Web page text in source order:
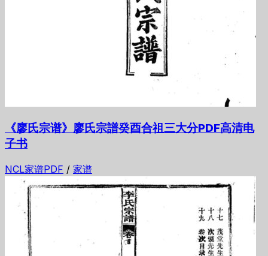
《廖氏宗谱》廖氏宗譜癸酉合祖三大分PDF高清电
子书
NCL家谱PDF / 家谱